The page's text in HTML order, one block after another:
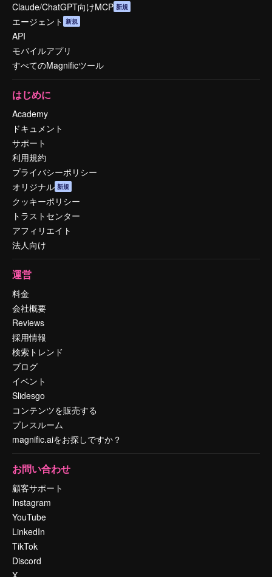
Claude/ChatGPT向けMCP 新規
エージェント 新規
API
モバイルアプリ
すべてのMagnificツール
はじめに
Academy
ドキュメント
サポート
利用規約
プライバシーポリシー
オリジナル 新規
クッキーポリシー
トラストセンター
アフィリエイト
法人向け
運営
料金
会社概要
Reviews
採用情報
検索トレンド
ブログ
イベント
Slidesgo
コンテンツを販売する
プレスルーム
magnific.aiをお探しですか？
お問い合わせ
顧客サポート
Instagram
YouTube
LinkedIn
TikTok
Discord